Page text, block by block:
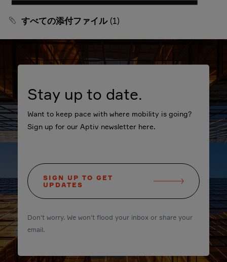
すべての添付ファイル (1)
Stay up to date.
Want to keep pace with where mobility is going?
Sign up for our Aptiv newsletter here.
SIGN UP TO GET
UPDATES
Don't worry. We won't flood your inbox or share your
email.